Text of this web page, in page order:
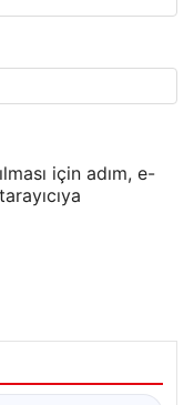
için adım, e-